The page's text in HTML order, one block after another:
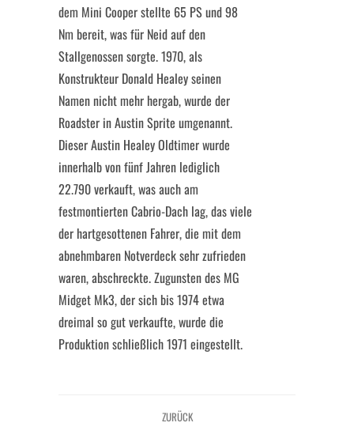
dem Mini Cooper stellte 65 PS und 98
Nm bereit, was für Neid auf den
Stallgenossen sorgte. 1970, als
Konstrukteur Donald Healey seinen
Namen nicht mehr hergab, wurde der
Roadster in Austin Sprite umgenannt.
Dieser Austin Healey Oldtimer wurde
innerhalb von fünf Jahren lediglich
22.790 verkauft, was auch am
festmontierten Cabrio-Dach lag, das viele
der hartgesottenen Fahrer, die mit dem
abnehmbaren Notverdeck sehr zufrieden
waren, abschreckte. Zugunsten des MG
Midget Mk3, der sich bis 1974 etwa
dreimal so gut verkaufte, wurde die
Produktion schließlich 1971 eingestellt.
ZURÜCK